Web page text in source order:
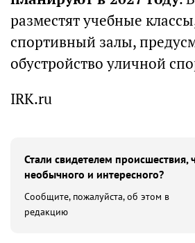
разместят учебные
спортивный залы,
обустройство уличной
IRK.ru
Стали свидетелем происшествия,
необычного и интересного?
Сообщите, пожалуйста, об этом в
редакцию